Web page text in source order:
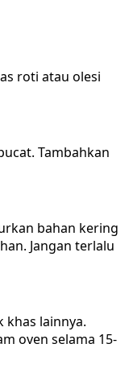
roti atau olesi
Tambahkan
bahan kering
Jangan terlalu
khas lainnya.
oven selama 15-